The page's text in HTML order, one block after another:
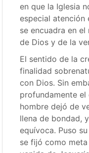
en que la Iglesia
especial atención
se encuadra en
de Dios y de la
El sentido de la
finalidad
con Dios. Sin
profundamente
hombre dejó de
llena de bondad,
equívoca. Puso
se fijó como